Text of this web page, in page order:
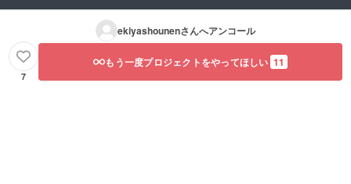
ekiyashounenさんへアンコール
7
もう一度プロジェクトをやってほしい 11